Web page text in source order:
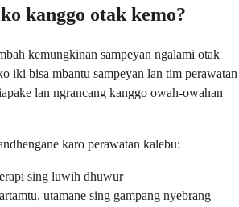
kanggo otak kemo?
kemungkinan sampeyan ngalami otak
iki bisa mbantu sampeyan lan tim perawatan
lan ngrancang kanggo owah-owahan
karo perawatan kalebu:
sing luwih dhuwur
utamane sing gampang nyebrang